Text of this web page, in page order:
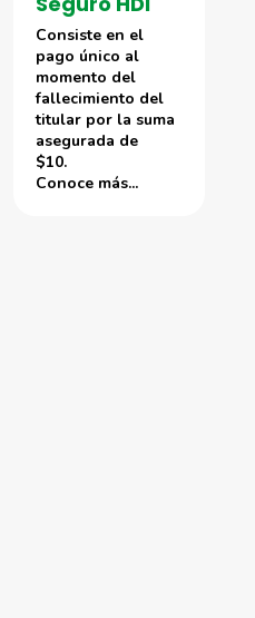
Consiste en el
pago único al
momento del
fallecimiento del
titular por la suma
asegurada de
$10.
Conoce más...